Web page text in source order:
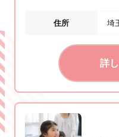
住所 埼
詳